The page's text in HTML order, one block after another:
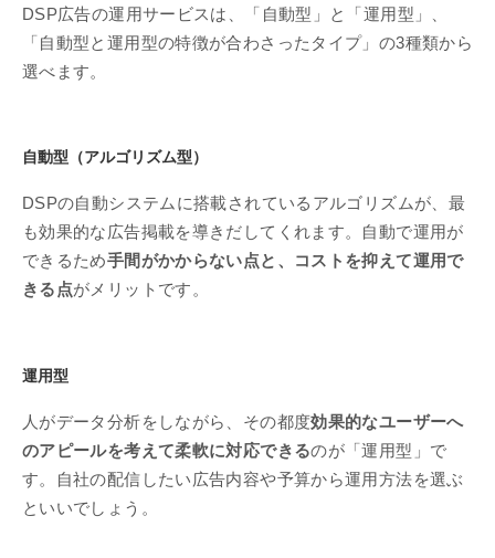
DSP広告の運用サービスは、「自動型」と「運用型」、
「自動型と運用型の特徴が合わさったタイプ」の3種類から
選べます。
自動型（アルゴリズム型）
DSPの自動システムに搭載されているアルゴリズムが、最
も効果的な広告掲載を導きだしてくれます。自動で運用が
できるため手間がかからない点と、コストを抑えて運用で
きる点がメリットです。
運用型
人がデータ分析をしながら、その都度効果的なユーザーへ
のアピールを考えて柔軟に対応できるのが「運用型」で
す。自社の配信したい広告内容や予算から運用方法を選ぶ
といいでしょう。